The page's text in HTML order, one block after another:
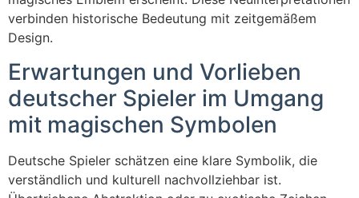
verbinden historische Bedeutung mit zeitgemäßem
Design.
Erwartungen und Vorlieben
deutscher Spieler im Umgang
mit magischen Symbolen
Deutsche Spieler schätzen eine klare Symbolik, die
verständlich und kulturell nachvollziehbar ist.